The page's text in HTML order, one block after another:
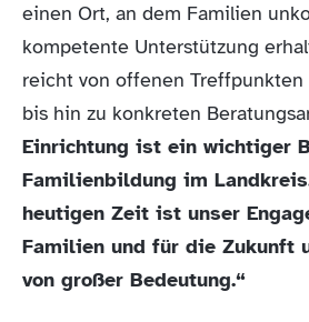
einen Ort, an dem Familien
kompetente Unterstützung
reicht von offenen Treffpunkten
bis hin zu konkreten
Einrichtung ist ein wichtiger
Familienbildung im
heutigen Zeit ist unser
Familien und für die Zukunft
von großer Bedeutung.“